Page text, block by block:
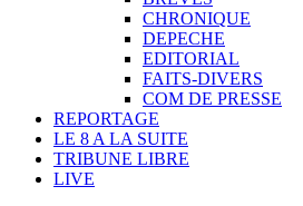
CHRONIQUE
DEPECHE
EDITORIAL
FAITS-DIVERS
COM DE PRESSE
REPORTAGE
LE 8 A LA SUITE
TRIBUNE LIBRE
LIVE